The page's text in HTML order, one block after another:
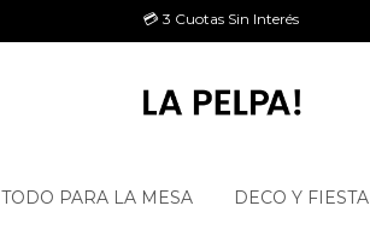
💳 3 Cuotas Sin Interés
TODO PARA LA MESA DECO Y FIESTA